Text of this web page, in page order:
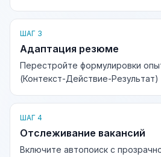
ШАГ 3
Адаптация резюме
Перестройте формулировки
(Контекст-Действие-
ШАГ 4
Отслеживание вакансий
Включите автопоиск с